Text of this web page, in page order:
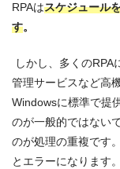
RPAはスケジュール
す。
しかし、多くのRPA
管理サービスなど高
Windowsに標準で提
のが一般的ではない
のが処理の重複です
とエラーになります。